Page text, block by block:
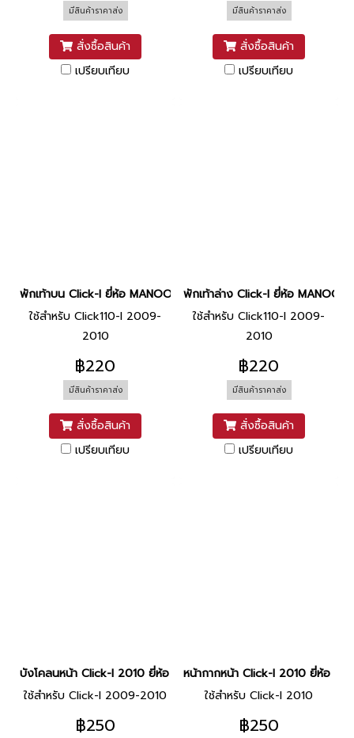
มีสินค้าราคาส่ง
สั่งซื้อสินค้า
เปรียบเทียบ
มีสินค้าราคาส่ง
สั่งซื้อสินค้า
เปรียบเทียบ
พักเท้าบน Click-I ยี่ห้อ MANOO [ดำด้าน]
ใช้สำหรับ Click110-I 2009-
2010
฿220
มีสินค้าราคาส่ง
สั่งซื้อสินค้า
เปรียบเทียบ
พักเท้าล่าง Click-I ยี่ห้อ MANOO [
ใช้สำหรับ Click110-I 2009-
2010
฿220
มีสินค้าราคาส่ง
สั่งซื้อสินค้า
เปรียบเทียบ
บังโคลนหน้า Click-I 2010 ยี่ห้อ MANOO [NHA35M ดำ]
ใช้สำหรับ Click-I 2009-2010
฿250
หน้ากากหน้า Click-I 2010 ยี่ห้อ
ใช้สำหรับ Click-I 2010
฿250